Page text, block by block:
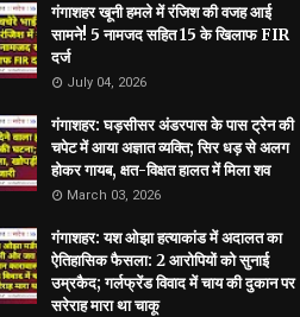
गंगाशहर खूनी हमले में रंजिश की वजह आई
सामने! 5 नामजद सहित 15 के खिलाफ FIR
दर्ज
July 04, 2026
गंगाशहर: घड़सीसर अंडरपास के पास ट्रेन की
चपेट में आया अज्ञात व्यक्ति; सिर धड़ से अलग
होकर गायब, क्षत-विक्षत हालत में मिला शव
March 03, 2026
गंगाशहर: यश ओझा हत्याकांड में अदालत का
ऐतिहासिक फैसला: 2 आरोपियों को सुनाई
उम्रकैद; गर्लफ्रेंड विवाद में चाय की दुकान पर
सरेराह मारा था चाकू